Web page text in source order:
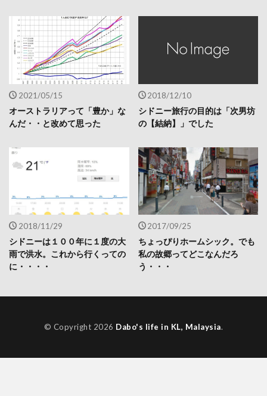
2021/05/15
オーストラリアって「豊か」な
んだ・・と改めて思った
2018/12/10
シドニー旅行の目的は「次男坊
の【結納】」でした
2018/11/29
シドニーは１００年に１度の大
雨で洪水。これから行くっての
に・・・・
2017/09/25
ちょっぴりホームシック。でも
私の故郷ってどこなんだろ
う・・・
© Copyright 2026 Dabo's life in KL, Malaysia.